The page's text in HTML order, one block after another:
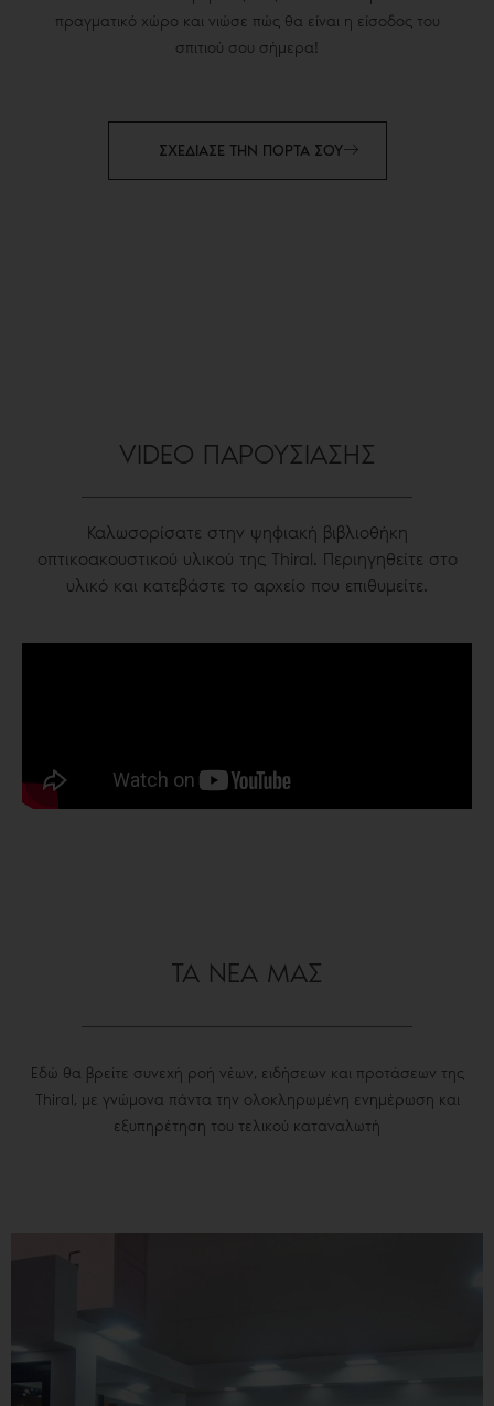
πραγματικό χώρο και νιώσε πώς θα είναι η είσοδος του
σπιτιού σου σήμερα!
ΣΧΕΔΙΑΣΕ ΤΗΝ ΠΟΡΤΑ ΣΟΥ
VIDEO ΠΑΡΟΥΣΙΑΣΗΣ
Καλωσορίσατε στην ψηφιακή βιβλιοθήκη
οπτικοακουστικού υλικού της Thiral. Περιηγηθείτε στο
υλικό και κατεβάστε το αρχείο που επιθυμείτε.
ΤΑ ΝΕΑ ΜΑΣ
Εδώ θα βρείτε συνεχή ροή νέων, ειδήσεων και προτάσεων της
Thiral, με γνώμονα πάντα την ολοκληρωμένη ενημέρωση και
εξυπηρέτηση του τελικού καταναλωτή